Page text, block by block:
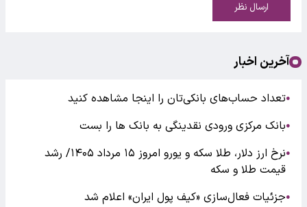
ارسال نظر
آخرین اخبار
●تعداد حساب‌های بانکی‌تان را اینجا مشاهده کنید
●بانک مرکزی ورودی نقدینگی به بانک ها را بست
●
نرخ ارز دلار، طلا سکه و یورو امروز ۱۵ مرداد ۱۴۰۵/ رشد
قیمت طلا و سکه
●جزئیات فعال‌سازی «کیف پول ایران» اعلام شد